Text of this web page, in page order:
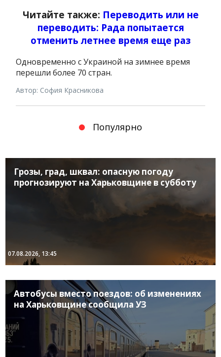
Читайте также: Переводить или не
переводить: Рада попытается
отменить летнее время еще раз
Одновременно с Украиной на зимнее время
перешли более 70 стран.
Автор: София Красникова
Популярно
Грозы, град, шквал: опасную погоду
прогнозируют на Харьковщине в субботу
07.08.2026, 13:45
Автобусы вместо поездов: об изменениях
на Харьковщине сообщила УЗ